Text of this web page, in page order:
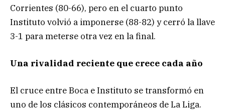
Corrientes (80-66), pero en el cuarto punto
Instituto volvió a imponerse (88-82) y cerró la llave
3-1 para meterse otra vez en la final.
Una rivalidad reciente que crece cada año
El cruce entre Boca e Instituto se transformó en
uno de los clásicos contemporáneos de La Liga.